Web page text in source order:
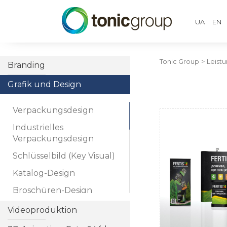
UA EN
Branding
Grafik und Design
Verpackungsdesign
Industrielles
Verpackungsdesign
Schlüsselbild (Key Visual)
Katalog-Design
Broschüren-Design
Booklet-Design
Ordner-Design
Videoproduktion
Tonic Group >